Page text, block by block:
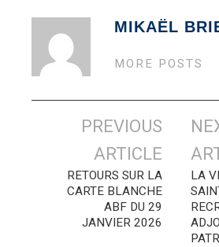
MIKAËL
MORE POSTS
Navigation
articles
PREVIOUS
ARTICLE
RETOURS SUR LA
CARTE BLANCHE
ABF DU 29
JANVIER 2026
LA